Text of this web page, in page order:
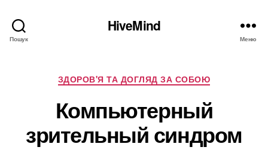
Пошук
HiveMind
Меню
Категорії
ЗДОРОВ'Я ТА ДОГЛЯД ЗА СОБОЮ
Компьютерный
зрительный синдром